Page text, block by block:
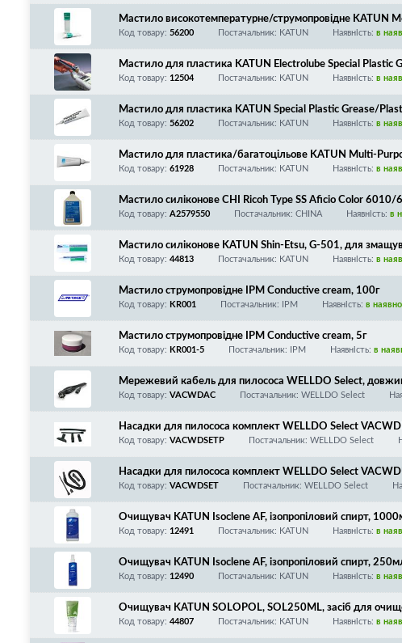
Мастило високотемпературне/струмопровідне KATUN
te, 100 г
Код товару: 56200 Постачальник: KATUN Наявність: в
Мастило для пластика KATUN Electrolube Special Plastic
Код товару: 12504 Постачальник: KATUN Наявність: в
Мастило для пластика KATUN Special Plastic Grease/
Код товару: 56202 Постачальник: KATUN Наявність: в
Мастило для пластика/багатоцільове KATUN Multi-
Код товару: 61928 Постачальник: KATUN Наявність: в
Мастило силіконове CHI Ricoh Type SS Aficio Color
0мл/банка
Код товару: A2579550 Постачальник: CHINA Наявність: в
Мастило силіконове KATUN Shin-Etsu, G-501, для
тику під навантаженям. Добре забезпечує змащування
Код товару: 44813 Постачальник: KATUN Наявність: в
Мастило струмопровідне IPM Conductive cream, 100г
Код товару: KR001 Постачальник: IPM Наявність: в
Мастило струмопровідне IPM Conductive cream, 5г
Код товару: KR001-5 Постачальник: IPM Наявність: в
Мережевий кабель для пилососа WELLDO Select,
Код товару: VACWDAC Постачальник: WELLDO Select
Насадки для пилососа комплект WELLDO Select
оротка насадка з щіткою, довга насадка, широка насадка)
Код товару: VACWDSETP Постачальник: WELLDO Select
Насадки для пилососа комплект WELLDO Select
ust/3M/SCS/Ultivac/Atrix/АЕРОТОН/Aeroton/АП 2388/
Код товару: VACWDSET Постачальник: WELLDO Select
Очищувач KATUN Isoclene AF, ізопропіловий спирт,
Код товару: 12491 Постачальник: KATUN Наявність: в
Очищувач KATUN Isoclene AF, ізопропіловий спирт,
Код товару: 12490 Постачальник: KATUN Наявність: в
Очищувач KATUN SOLOPOL, SOL250ML, засіб для
идаляє тонер і жир, 250 мл/тюбик
Код товару: 44807 Постачальник: KATUN Наявність: в